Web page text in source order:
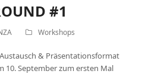
#1
Workshops
& Präsentationsformat
10. September zum ersten Mal